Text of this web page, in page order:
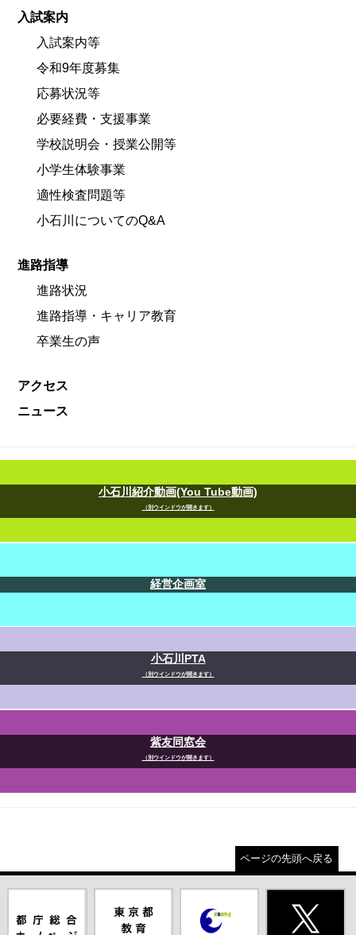
入試案内
入試案内等
令和9年度募集
応募状況等
必要経費・支援事業
学校説明会・授業公開等
小学生体験事業
適性検査問題等
小石川についてのQ&A
進路指導
進路状況
進路指導・キャリア教育
卒業生の声
アクセス
ニュース
小石川紹介動画(You Tube動画)
（別ウインドウが開きます）
経営企画室
小石川PTA
（別ウインドウが開きます）
紫友同窓会
（別ウインドウが開きます）
ページの先頭へ戻る
ムページ（別
員会（別ウイ
ピーキングテ
（別ウインド